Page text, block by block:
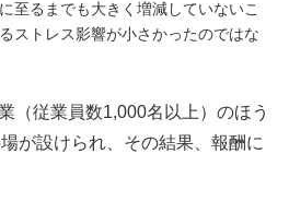
至るまでも大きく増減していないこ
ストレス影響が小さかったのではな
（従業員数1,000名以上）のほう
が設けられ、その結果、報酬に